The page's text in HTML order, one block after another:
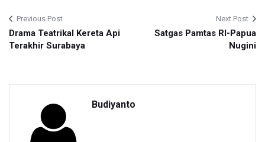
Previous Post
Drama Teatrikal Kereta Api
Terakhir Surabaya
Next Post
Satgas Pamtas RI-Papua
Nugini
Budiyanto